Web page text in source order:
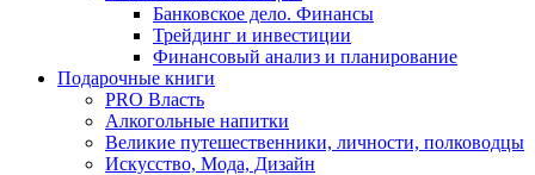
Банковское дело. Финансы
Трейдинг и инвестиции
Финансовый анализ и планирование
Подарочные книги
PRO Власть
Алкогольные напитки
Великие путешественники, личности, полководцы
Искусство, Мода, Дизайн